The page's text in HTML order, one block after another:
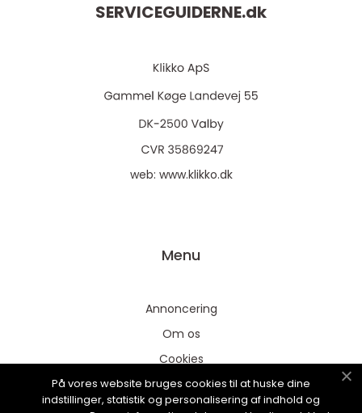
SERVICEGUIDERNE.dk
web: www.klikko.dk
Menu
Annoncering
Om os
Cookies
Kontakt os
Sitemap
På vores website bruges cookies til at huske dine
indstillinger, statistik og personalisering af indhold og